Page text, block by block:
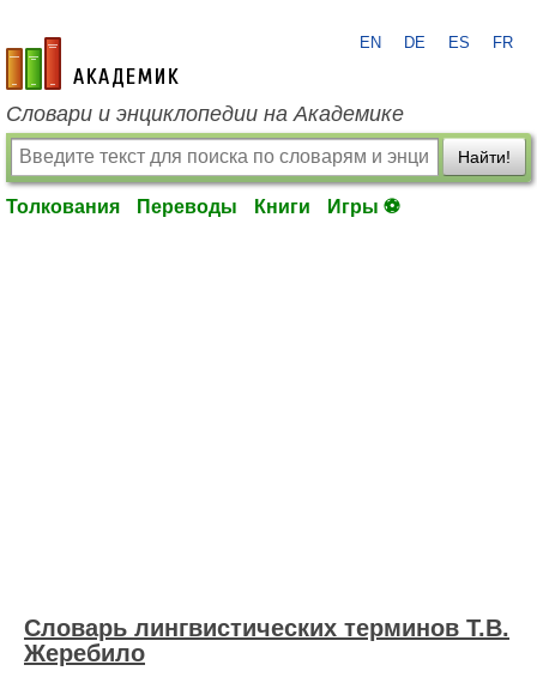
academic.ru
EN DE ES FR
Словари и энциклопедии на Академике
Найти!
Толкования Переводы Книги Игры ⚽
Словарь лингвистических терминов Т.В.
Жеребило